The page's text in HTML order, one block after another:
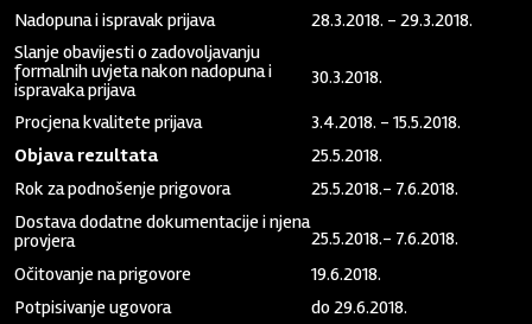
Nadopuna i ispravak prijava
28.3.2018. - 29.3.2018.
Slanje obavijesti o zadovoljavanju
formalnih uvjeta nakon nadopuna i
ispravaka prijava
30.3.2018.
Procjena kvalitete prijava
3.4.2018. - 15.5.2018.
Objava rezultata
25.5.2018.
Rok za podnošenje prigovora
25.5.2018.- 7.6.2018.
Dostava dodatne dokumentacije i njena
provjera
25.5.2018.- 7.6.2018.
Očitovanje na prigovore
19.6.2018.
Potpisivanje ugovora
do 29.6.2018.